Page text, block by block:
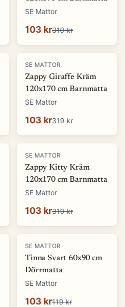
SE Mattor
103 kr319 kr
-68%
SE MATTOR
Zappy Giraffe Kräm
120x170 cm Barnmatta
SE Mattor
103 kr319 kr
-68%
SE MATTOR
Zappy Kitty Kräm
120x170 cm Barnmatta
SE Mattor
103 kr319 kr
-13 %
SE MATTOR
Tinna Svart 60x90 cm
Dörrmatta
SE Mattor
103 kr119 kr